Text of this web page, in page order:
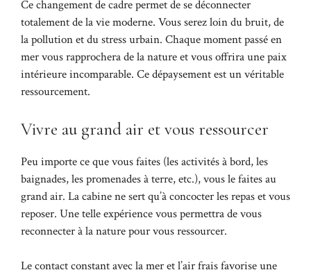
Ce changement de cadre permet de se déconnecter
totalement de la vie moderne. Vous serez loin du bruit, de
la pollution et du stress urbain. Chaque moment passé en
mer vous rapprochera de la nature et vous offrira une paix
intérieure incomparable. Ce dépaysement est un véritable
ressourcement.
Vivre au grand air et vous ressourcer
Peu importe ce que vous faites (les activités à bord, les
baignades, les promenades à terre, etc.), vous le faites au
grand air. La cabine ne sert qu’à concocter les repas et vous
reposer. Une telle expérience vous permettra de vous
reconnecter à la nature pour vous ressourcer.
Le contact constant avec la mer et l’air frais favorise une